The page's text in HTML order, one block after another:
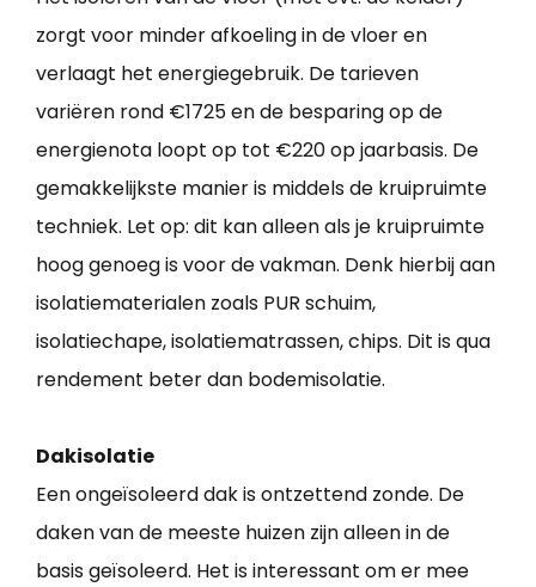
zorgt voor minder afkoeling in de vloer en
verlaagt het energiegebruik. De tarieven
variëren rond €1725 en de besparing op de
energienota loopt op tot €220 op jaarbasis. De
gemakkelijkste manier is middels de kruipruimte
techniek. Let op: dit kan alleen als je kruipruimte
hoog genoeg is voor de vakman. Denk hierbij aan
isolatiematerialen zoals PUR schuim,
isolatiechape, isolatiematrassen, chips. Dit is qua
rendement beter dan bodemisolatie.
Dakisolatie
Een ongeïsoleerd dak is ontzettend zonde. De
daken van de meeste huizen zijn alleen in de
basis geïsoleerd. Het is interessant om er mee